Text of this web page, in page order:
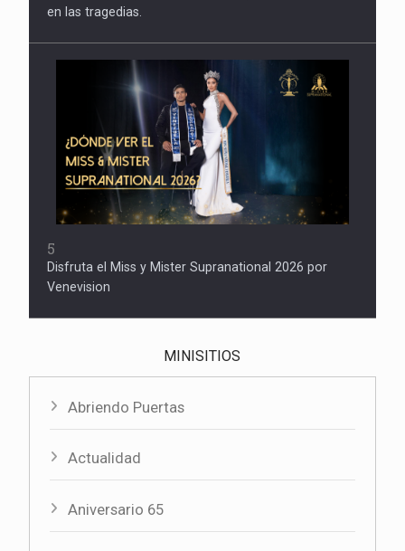
en las tragedias.
5
Disfruta el Miss y Mister Supranational 2026 por
Venevision
MINISITIOS
Abriendo Puertas
Actualidad
Aniversario 65